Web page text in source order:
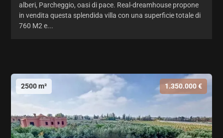
alberi, Parcheggio, oasi di pace. Real-dreamhouse propone
in vendita questa splendida villa con una superficie totale di
760 M2 e...
2500 m² 1.350.000 €